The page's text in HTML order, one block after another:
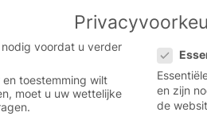
English
voordat u verder
toestemming wilt
moet u uw wettelijke
en zijn
de